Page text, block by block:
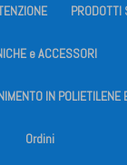
PRODOTTI
e ACCESSORI
IN POLIETILENE
Ordini